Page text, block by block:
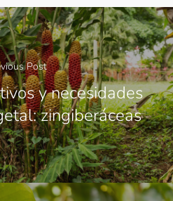
Post
y necesidades
zingiberáceas